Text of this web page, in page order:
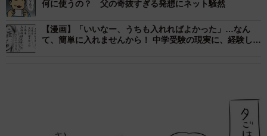
何に使うの？ 父の奇抜すぎる発想にネット騒然
【漫画】「いいなー、うちも入れればよかった」…なん
て、簡単に入れませんから！ 中学受験の現実に、経験した